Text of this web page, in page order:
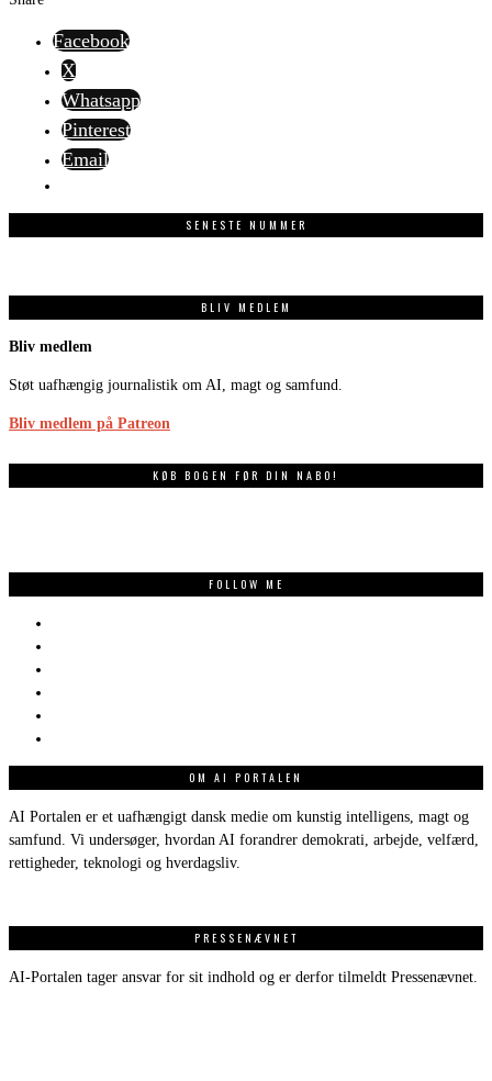
Facebook
X
Whatsapp
Pinterest
Email
SENESTE NUMMER
BLIV MEDLEM
Bliv medlem
Støt uafhængig journalistik om AI, magt og samfund.
Bliv medlem på Patreon
KØB BOGEN FØR DIN NABO!
FOLLOW ME
OM AI PORTALEN
AI Portalen er et uafhængigt dansk medie om kunstig intelligens, magt og
samfund. Vi undersøger, hvordan AI forandrer demokrati, arbejde, velfærd,
rettigheder, teknologi og hverdagsliv.
PRESSENÆVNET
AI-Portalen tager ansvar for sit indhold og er derfor tilmeldt Pressenævnet.